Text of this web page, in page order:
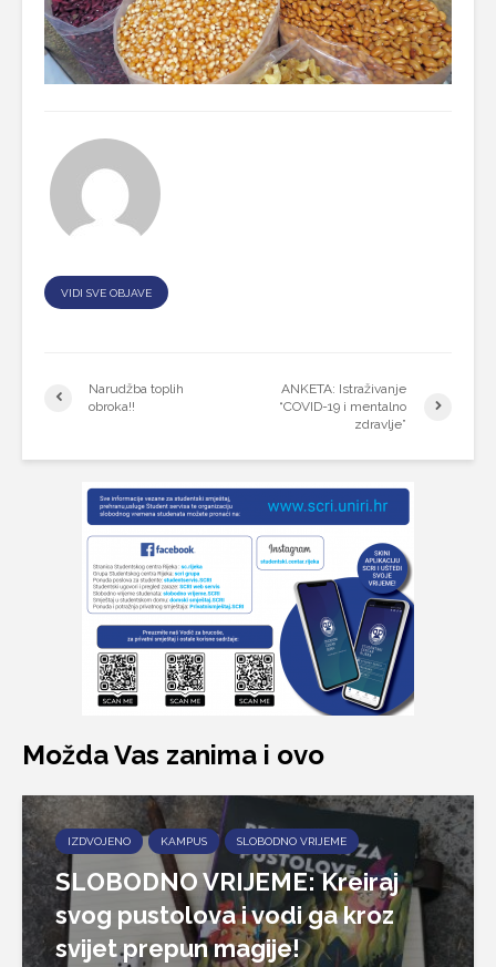
VIDI SVE OBJAVE
Narudžba toplih
obroka!!
ANKETA: Istraživanje
“COVID-19 i mentalno
zdravlje”
Možda Vas zanima i ovo
IZDVOJENO KAMPUS SLOBODNO VRIJEME
SLOBODNO VRIJEME: Kreiraj
svog pustolova i vodi ga kroz
svijet prepun magije!